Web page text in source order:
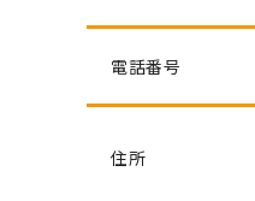
電話番号
住所